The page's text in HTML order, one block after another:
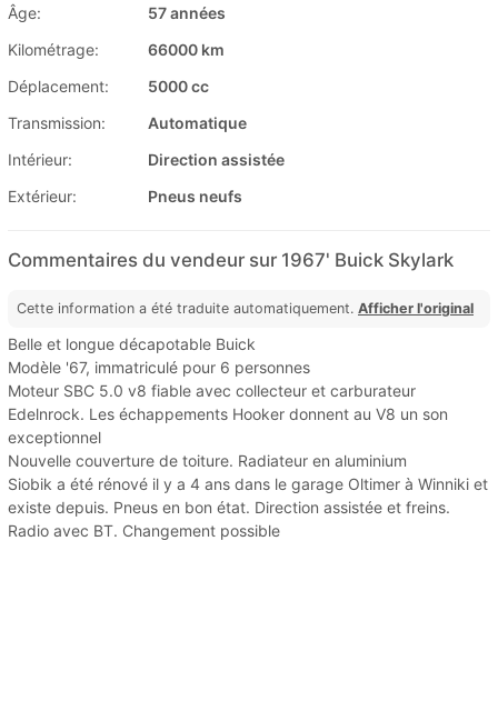
Âge:
57 années
Kilométrage:
66000 km
Déplacement:
5000 cc
Transmission:
Automatique
Intérieur:
Direction assistée
Extérieur:
Pneus neufs
Commentaires du vendeur sur 1967' Buick Skylark
Cette information a été traduite automatiquement. Afficher l'original
Belle et longue décapotable Buick
Modèle '67, immatriculé pour 6 personnes
Moteur SBC 5.0 v8 fiable avec collecteur et carburateur
Edelnrock. Les échappements Hooker donnent au V8 un son
exceptionnel
Nouvelle couverture de toiture. Radiateur en aluminium
Siobik a été rénové il y a 4 ans dans le garage Oltimer à Winniki et
existe depuis. Pneus en bon état. Direction assistée et freins.
Radio avec BT. Changement possible